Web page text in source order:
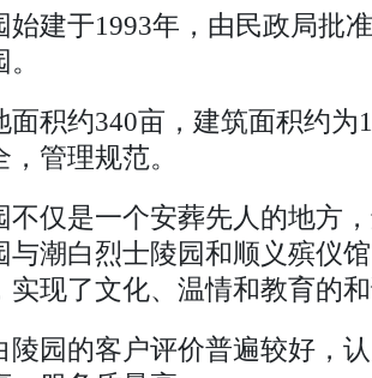
于1993年，由民政局批
约340亩，建筑面积约为
管理规范。
是一个安葬先人的地方，
与潮白烈士陵园和顺义殡仪
实现了文化、温情和教育的
的客户评价普遍较好，认